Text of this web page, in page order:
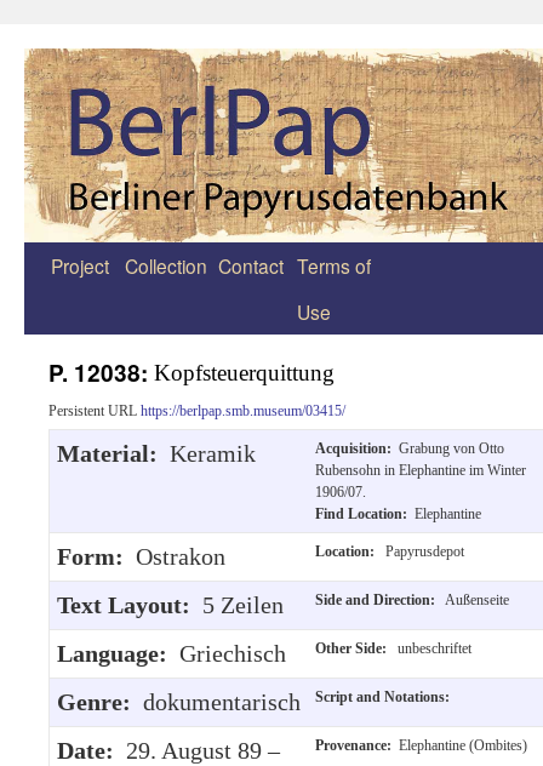
Zum
Project Collection Contact Terms of
Use
P. 12038: Kopfsteuerquittung
Persistent URL https://berlpap.smb.museum/03415/
Material: Keramik Acquisition: Grabung von Otto
Rubensohn in Elephantine im Winter
1906/07.
Find Location: Elephantine
Form: Ostrakon Location: Papyrusdepot
Text Layout: 5 Zeilen Side and Direction: Außenseite
Language: Griechisch Other Side: unbeschriftet
Genre: dokumentarisch Script and Notations:
Date: 29. August 89 –
Provenance: Elephantine (Ombites)